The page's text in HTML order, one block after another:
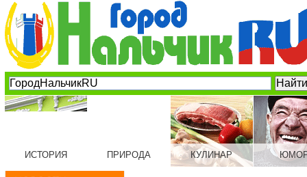
ИСТОРИЯ ПРИРОДА КУЛИНАР